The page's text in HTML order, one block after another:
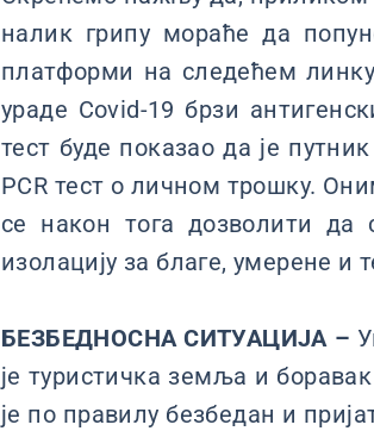
налик грипу мораће да
платформи на следећем
ураде Covid-19 брзи
тест буде показао да је
PCR тест о личном трошку.
се након тога дозволити да
изолацију за благе, умерене и
БЕЗБЕДНОСНА СИТУАЦИЈА –
је туристичка земља и
је по правилу безбедан и